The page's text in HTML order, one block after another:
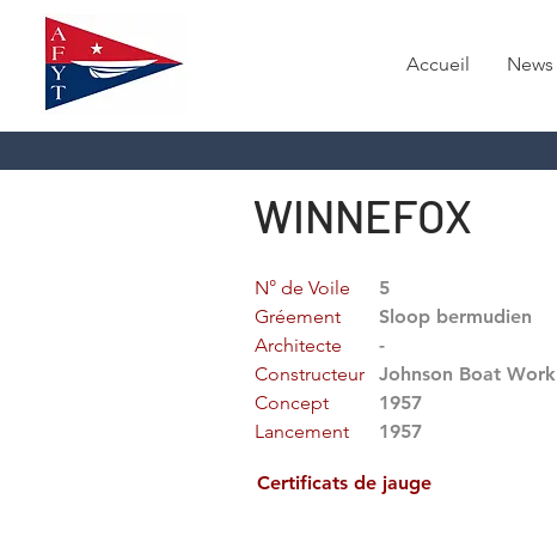
Accueil News
WINNEFOX
N° de Voile
5
Gréement
Sloop bermudien
Architecte
-
Constructeur
Johnson Boat Work
Concept
1957
Lancement
1957
Certificats de jauge